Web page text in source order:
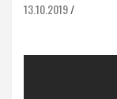
13.10.2019